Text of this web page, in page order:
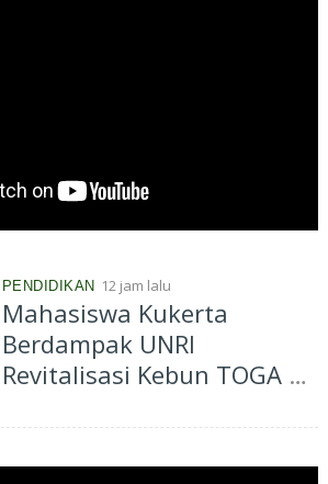
PENDIDIKAN 12 jam lalu
Mahasiswa Kukerta
Berdampak UNRI
Revitalisasi Kebun TOGA di
Dorong Pemanfaatan
Tanaman Obat Keluarga